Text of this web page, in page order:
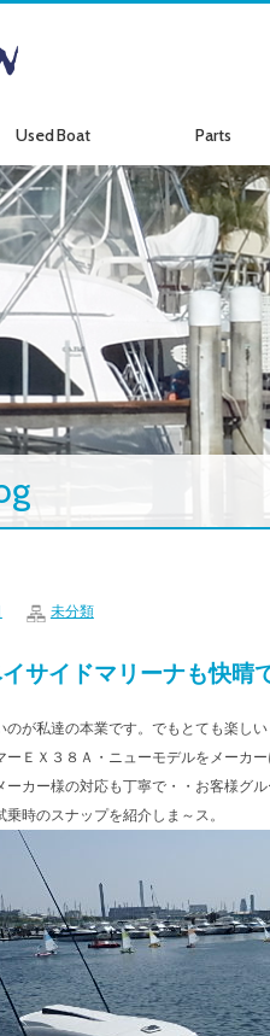
Used Boat
中古艇情報
Parts
パーツ情報
未分類
サイドマリーナも快晴
のが私達の本業です。でもとても楽しい
ーＥＸ３８Ａ・ニューモデルをメーカ
ーカー様の対応も丁寧で・・お客様グ
時のスナップを紹介しま～ス。